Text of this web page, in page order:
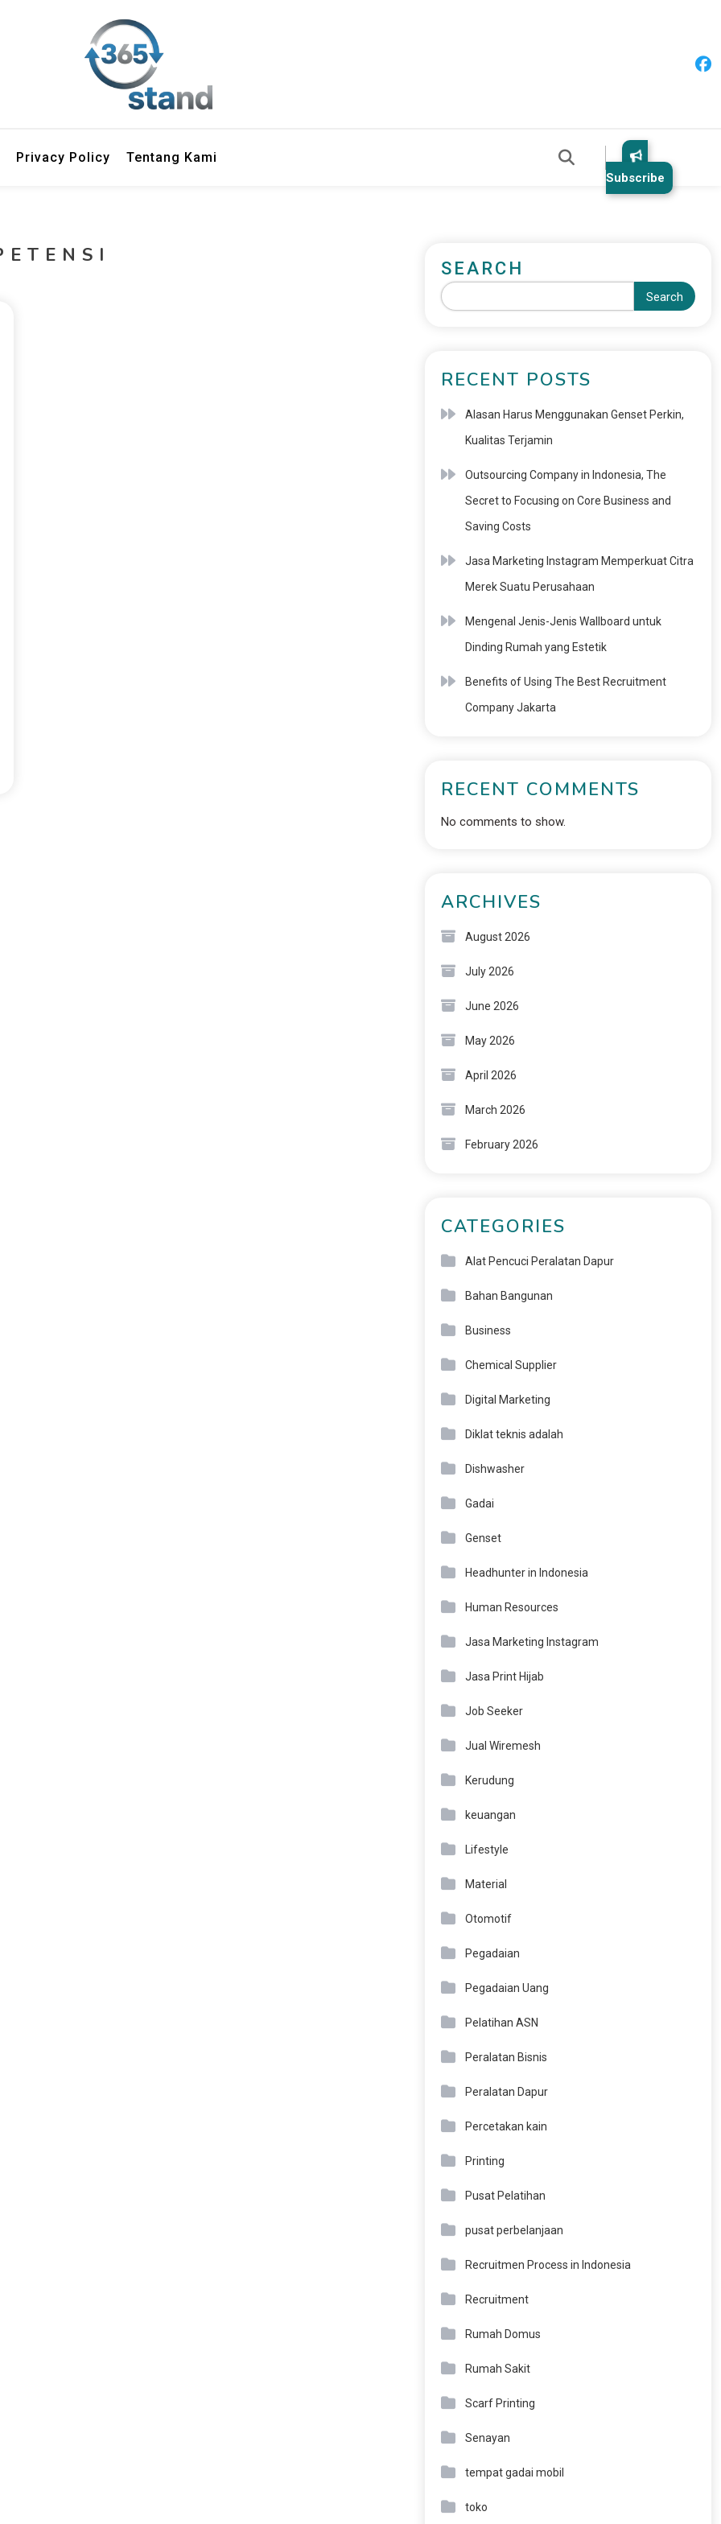
Privacy Policy Tentang Kami
Subscribe
SEARCH
Search
RECENT POSTS
Alasan Harus Menggunakan Genset Perkin,
Kualitas Terjamin
Outsourcing Company in Indonesia, The
Secret to Focusing on Core Business and
Saving Costs
Jasa Marketing Instagram Memperkuat Citra
Merek Suatu Perusahaan
Mengenal Jenis-Jenis Wallboard untuk
Dinding Rumah yang Estetik
Benefits of Using The Best Recruitment
Company Jakarta
RECENT COMMENTS
No comments to show.
ARCHIVES
August 2026
July 2026
June 2026
May 2026
April 2026
March 2026
February 2026
CATEGORIES
Alat Pencuci Peralatan Dapur
Bahan Bangunan
Business
Chemical Supplier
Digital Marketing
Diklat teknis adalah
Dishwasher
Gadai
Genset
Headhunter in Indonesia
Human Resources
Jasa Marketing Instagram
Jasa Print Hijab
Job Seeker
Jual Wiremesh
Kerudung
keuangan
Lifestyle
Material
Otomotif
Pegadaian
Pegadaian Uang
Pelatihan ASN
Peralatan Bisnis
Peralatan Dapur
Percetakan kain
Printing
Pusat Pelatihan
pusat perbelanjaan
Recruitmen Process in Indonesia
Recruitment
Rumah Domus
Rumah Sakit
Scarf Printing
Senayan
tempat gadai mobil
toko